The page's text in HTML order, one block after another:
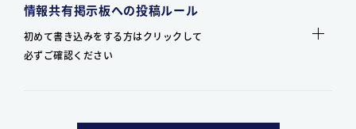
情報共有掲示板への投稿ルール
初めて書き込みをする方はクリックして
必ずご確認ください